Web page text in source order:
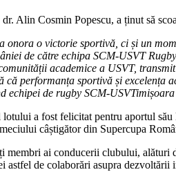
Alin Cosmin Popescu, a ținut să
onora o victorie sportivă, ci și un
de către echipa SCM-USVT
academice a USVT,
că performanța sportivă și
echipei de rugby SCM-
a fost felicitat pentru aportul
câștigător din Supercupa
ai conducerii clubului,
de colaborări asupra dezvoltării